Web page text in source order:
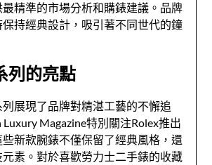
精準的市場分析和購錶建議。品牌
持經典設計，吸引著不同世代的鐘
列的亮點
展現了品牌對精湛工藝的不懈追
Magazine特別關注Rolex推出
新款腕錶不僅保留了經典風格，還
素。對於喜歡勞力士二手錶的收藏